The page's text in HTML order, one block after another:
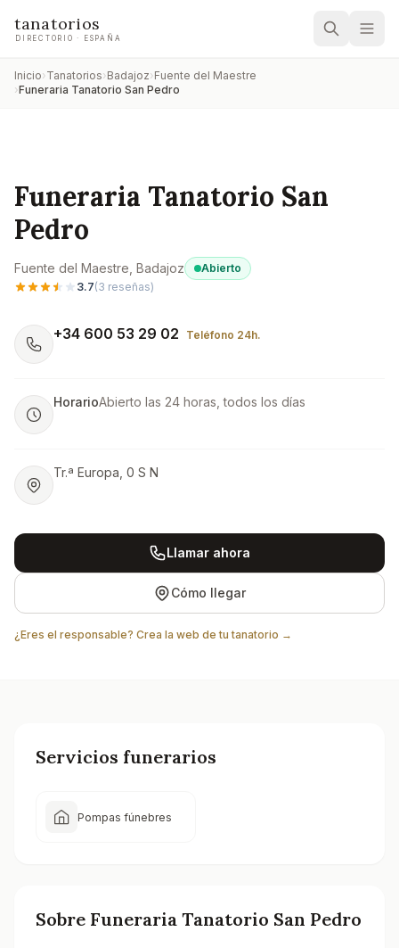
tanatorios
DIRECTORIO · ESPAÑA
Inicio›Tanatorios›Badajoz›Fuente del Maestre
›Funeraria Tanatorio San Pedro
Funeraria Tanatorio San
Pedro
Fuente del Maestre , Badajoz
Abierto
3.7(3 reseñas)
+34 600 53 29 02 Teléfono 24h.
HorarioAbierto las 24 horas, todos los días
Tr.ª Europa, 0 S N
Llamar ahora
Cómo llegar
¿Eres el responsable? Crea la web de tu tanatorio →
Servicios funerarios
Pompas fúnebres
Sobre Funeraria Tanatorio San Pedro